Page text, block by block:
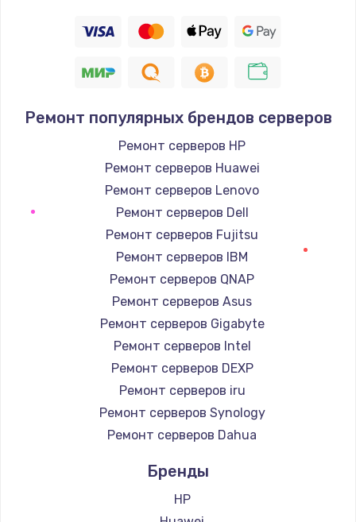
Ремонт популярных брендов серверов
Ремонт серверов HP
Ремонт серверов Huawei
Ремонт серверов Lenovo
Ремонт серверов Dell
Ремонт серверов Fujitsu
Ремонт серверов IBM
Ремонт серверов QNAP
Ремонт серверов Asus
Ремонт серверов Gigabyte
Ремонт серверов Intel
Ремонт серверов DEXP
Ремонт серверов iru
Ремонт серверов Synology
Ремонт серверов Dahua
Бренды
HP